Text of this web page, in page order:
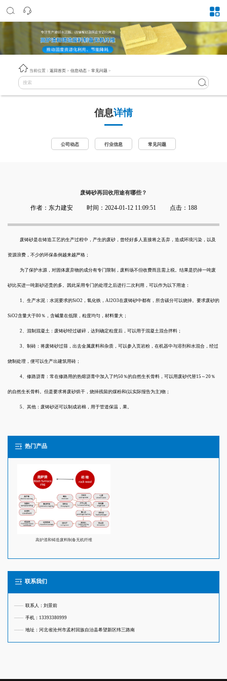
当前位置： 返回首页 > 信息动态 > 常见问题 >
信息详情
公司动态 行业信息 常见问题
废铸砂再回收用途有哪些？
作者：东力建安 时间：2024-01-12 11:09:51 点击：188
废铸砂是在铸造工艺的生产过程中，产生的废砂，曾经好多人直接将之丢弃，造成环境污染，以及
资源浪费，不少的环保条例越来越严格；
为了保护水源，对固体废弃物的成分有专门限制，废料场不但收费而且需上税。结果是扔掉一吨废
砂比买进一吨新砂还贵的多。因此采用专门的处理之后进行二次利用，可以作为以下用途：
1、生产水泥：水泥要求的SiO2，氧化铁，Al2O3在废铸砂中都有，所含碳分可以烧掉。要求废砂的
SiO2含量大于80％，含碱量在低限，粒度均匀，材料量大；
2、混制混凝土：废铸砂经过破碎，达到确定粒度后，可以用于混凝土混合拌料；
3、制砖：将废铸砂过筛，出去金属废料和杂质，可以参入页岩粉，在机器中与溶剂和水混合，经过
烧制处理，便可以生产出建筑用砖；
4、修路沥青：常在修路用的热熔沥青中加入了约50％的自然生长骨料，可以用废砂代替15～20％
的自然生长骨料。但是要求将废砂烘干，烧掉残留的煤粉和(以实际报告为主)物；
5、其他：废铸砂还可以制成岩棉，用于管道保温，果。
热门产品
高炉渣和铸造废料制备无机纤维
联系我们
—— 联系人：刘景前
—— 手机：13393380999
—— 地址：河北省沧州市孟村回族自治县希望新区纬三路南